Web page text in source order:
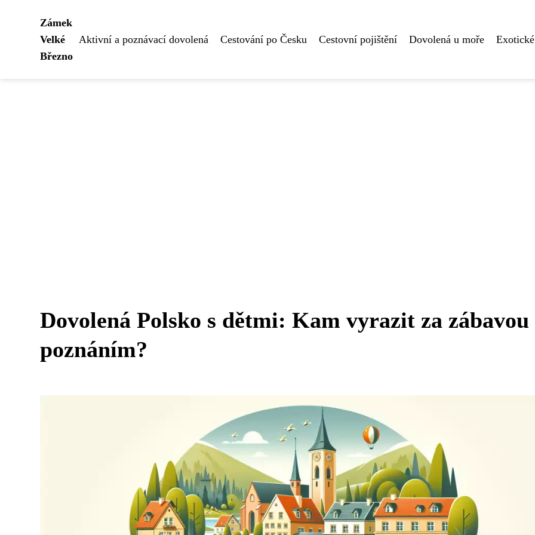
Zámek
Velké
Březno
Aktivní a poznávací dovolená Cestování po Česku Cestovní pojištění Dovolená u moře
Dovolená Polsko s dětmi: Kam vyrazit za
poznáním?